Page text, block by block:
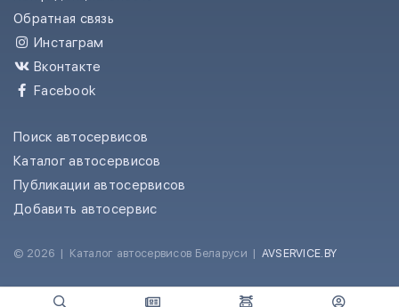
Обратная связь
Инстаграм
Вконтакте
Facebook
Поиск автосервисов
Каталог автосервисов
Публикации автосервисов
Добавить автосервис
© 2026 | Каталог автосервисов Беларуси | AVSERVICE.BY